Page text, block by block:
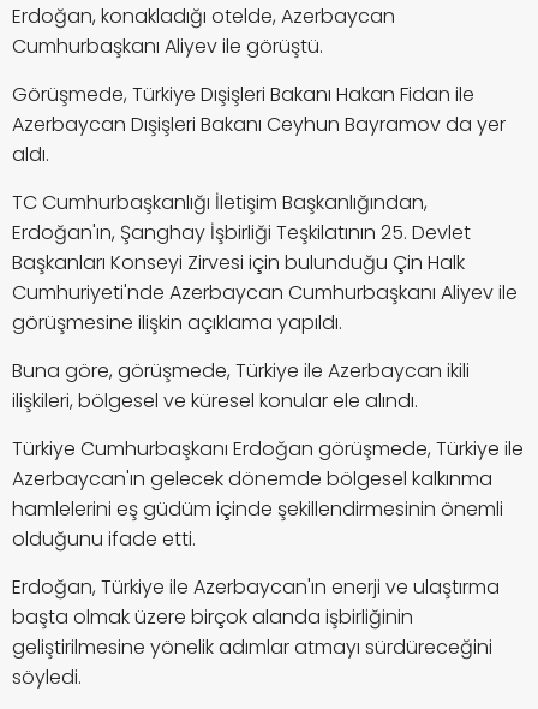
Erdoğan, konakladığı otelde, Azerbaycan
Cumhurbaşkanı Aliyev ile görüştü.
Görüşmede, Türkiye Dışişleri Bakanı Hakan Fidan ile
Azerbaycan Dışişleri Bakanı Ceyhun Bayramov da yer
aldı.
TC Cumhurbaşkanlığı İletişim Başkanlığından,
Erdoğan'ın, Şanghay İşbirliği Teşkilatının 25. Devlet
Başkanları Konseyi Zirvesi için bulunduğu Çin Halk
Cumhuriyeti'nde Azerbaycan Cumhurbaşkanı Aliyev ile
görüşmesine ilişkin açıklama yapıldı.
Buna göre, görüşmede, Türkiye ile Azerbaycan ikili
ilişkileri, bölgesel ve küresel konular ele alındı.
Türkiye Cumhurbaşkanı Erdoğan görüşmede, Türkiye ile
Azerbaycan'ın gelecek dönemde bölgesel kalkınma
hamlelerini eş güdüm içinde şekillendirmesinin önemli
olduğunu ifade etti.
Erdoğan, Türkiye ile Azerbaycan'ın enerji ve ulaştırma
başta olmak üzere birçok alanda işbirliğinin
geliştirilmesine yönelik adımlar atmayı sürdüreceğini
söyledi.